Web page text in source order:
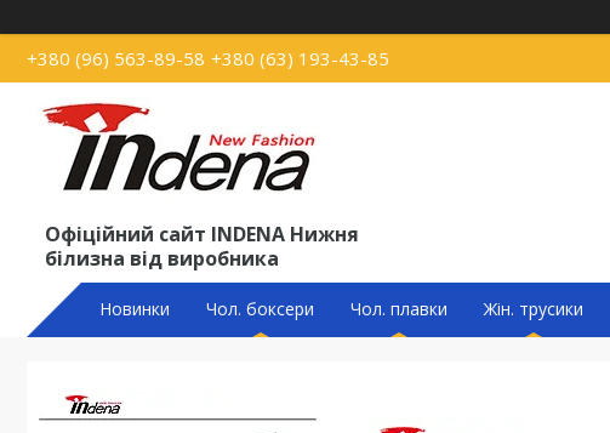
+380 (96) 563-89-58 +380 (63) 193-43-85
Офіційний сайт INDENA Нижня
білизна від виробника
Новинки Чол. боксери Чол. плавки Жін. трусики